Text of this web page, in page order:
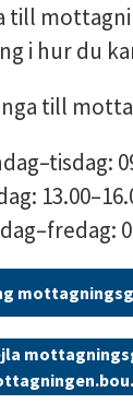
till
i hur du
till